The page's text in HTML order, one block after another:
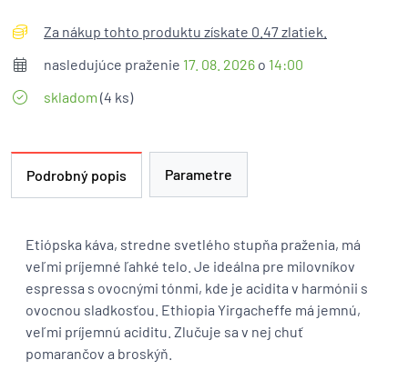
Za nákup tohto produktu získate 0.47 zlatiek.
nasledujúce praženie 17. 08. 2026 o 14:00
skladom (4 ks)
Podrobný popis Parametre
Etiópska káva, stredne svetlého stupňa praženia, má
veľmi príjemné ľahké telo. Je ideálna pre milovníkov
espressa s ovocnými tónmi, kde je acidita v harmónii s
ovocnou sladkosťou. Ethiopia Yirgacheffe má jemnú,
veľmi príjemnú aciditu. Zlučuje sa v nej chuť
pomarančov a broskýň.